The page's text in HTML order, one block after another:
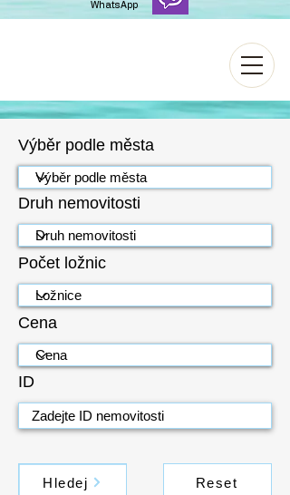
WhatsApp
Výběr podle města
Druh nemovitosti
Počet ložnic
Cena
ID
Hledej Reset